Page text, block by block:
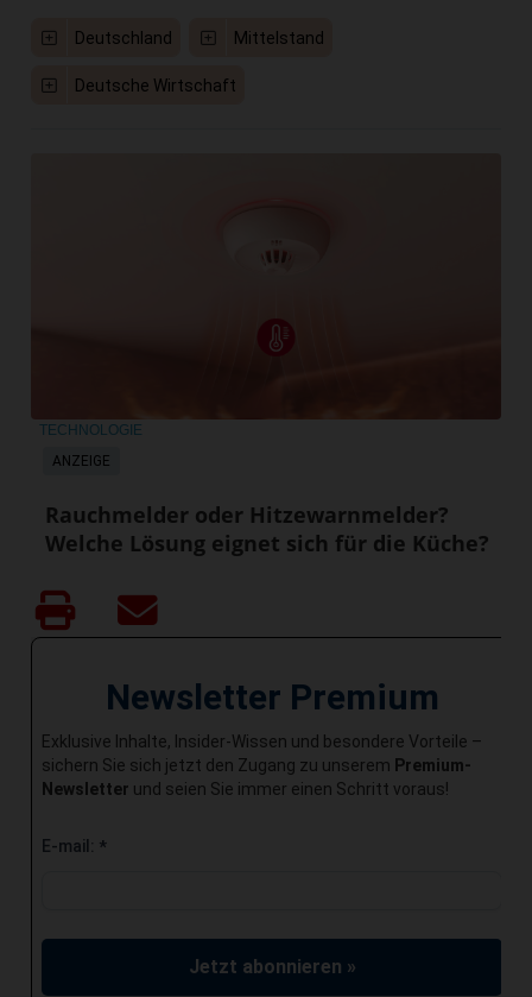
Deutschland Mittelstand
Deutsche Wirtschaft
ANZEIGE
TECHNOLOGIE
Rauchmelder oder Hitzewarnmelder?
Welche Lösung eignet sich für die Küche?
Newsletter Premium
Exklusive Inhalte, Insider-Wissen und besondere Vorteile –
sichern Sie sich jetzt den Zugang zu unserem Premium-
Newsletter und seien Sie immer einen Schritt voraus!
E-mail: *
Jetzt abonnieren »